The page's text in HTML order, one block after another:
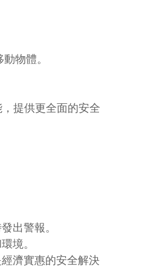
物體。
提供更全面的安全
出警報。
境。
濟實惠的安全解決